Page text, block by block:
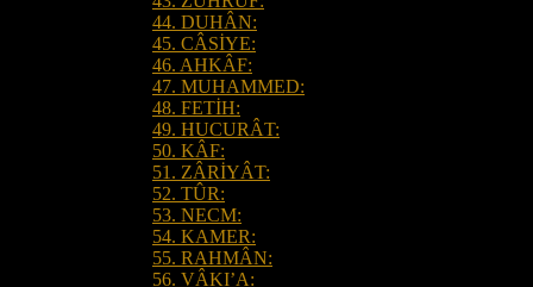
44. DUHÂN:
45. CÂSİYE:
46. AHKÂF:
47. MUHAMMED:
48. FETİH:
49. HUCURÂT:
50. KÂF:
51. ZÂRİYÂT:
52. TÛR:
53. NECM:
54. KAMER:
55. RAHMÂN:
56. VÂKI’A: